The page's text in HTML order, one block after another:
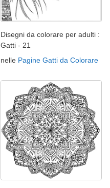
Disegni da colorare per adulti :
Gatti - 21
nelle Pagine Gatti da Colorare